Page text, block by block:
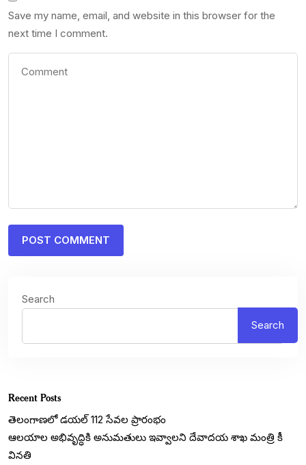
Save my name, email, and website in this browser for the
next time I comment.
Search
Search
Recent Posts
తెలంగాణలో డయల్‌ 112 సేవల ప్రారంభం
ఆలయాల అభివృద్ధికి అనుమతులు ఇవ్వాలని దేవాదయ శాఖ మంత్రి కీ
వినతి